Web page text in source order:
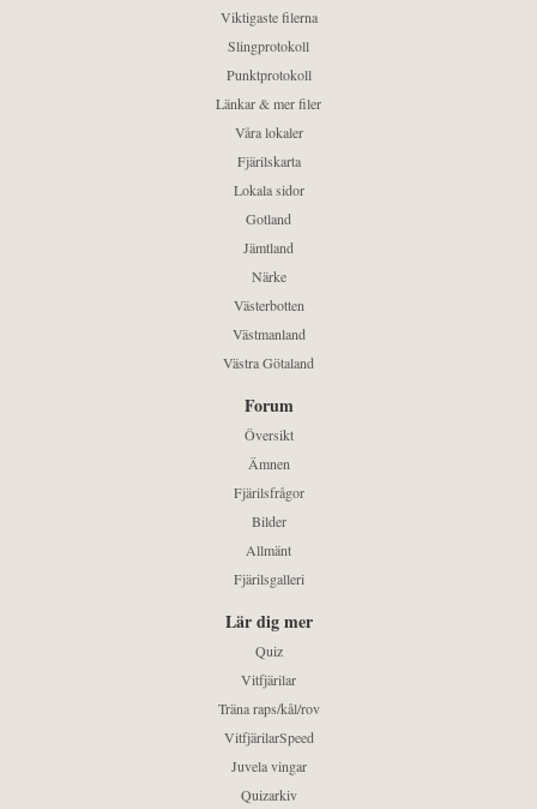
Viktigaste filerna
Slingprotokoll
Punktprotokoll
Länkar & mer filer
Våra lokaler
Fjärilskarta
Lokala sidor
Gotland
Jämtland
Närke
Västerbotten
Västmanland
Västra Götaland
Forum
Översikt
Ämnen
Fjärilsfrågor
Bilder
Allmänt
Fjärilsgalleri
Lär dig mer
Quiz
Vitfjärilar
Träna raps/kål/rov
VitfjärilarSpeed
Juvela vingar
Quizarkiv